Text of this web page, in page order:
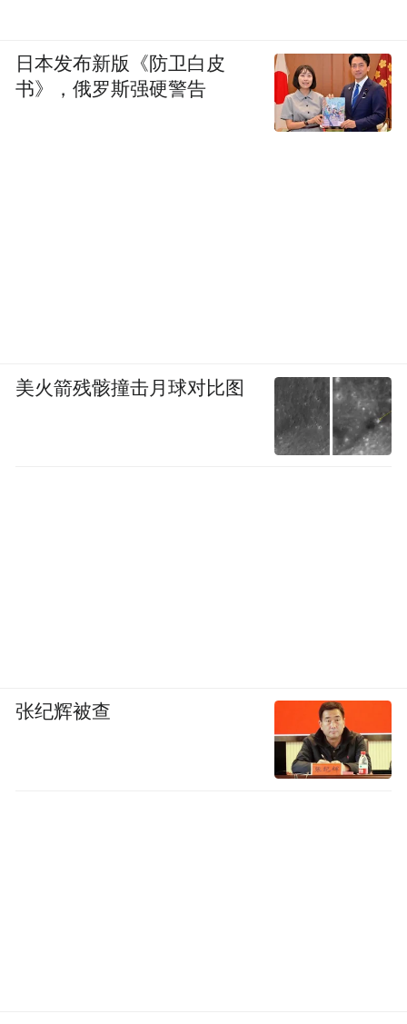
日本发布新版《防卫白皮
书》，俄罗斯强硬警告
美火箭残骸撞击月球对比图
张纪辉被查